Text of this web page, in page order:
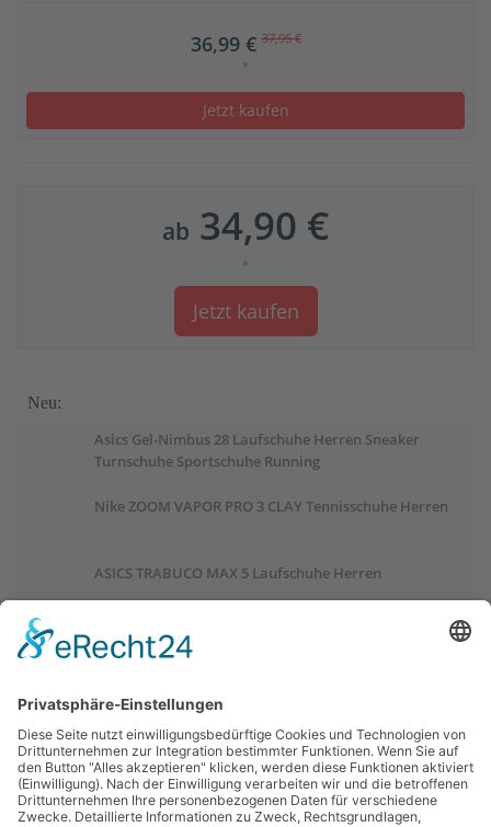
36,99 €37,95 €
*
Jetzt kaufen
ab 34,90 €
*
Jetzt kaufen
Neu:
Asics Gel-Nimbus 28 Laufschuhe Herren Sneaker
Turnschuhe Sportschuhe Running
Nike ZOOM VAPOR PRO 3 CLAY Tennisschuhe Herren
ASICS TRABUCO MAX 5 Laufschuhe Herren
ASICS GEL-PULSE 17 Laufschuhe Damen
Salomon OUTCHILL Winterschuhe Damen
ASICS GEL-CUMULUS 28 Laufschuhe Damen